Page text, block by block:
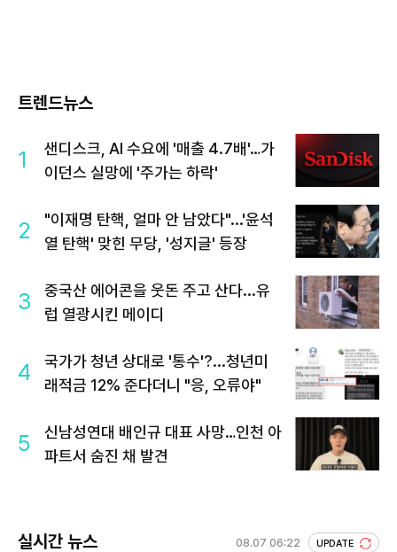
트렌드뉴스
1
샌디스크, AI 수요에 '매출 4.7배'…가
이던스 실망에 '주가는 하락'
2
"이재명 탄핵, 얼마 안 남았다"...'윤석
열 탄핵' 맞힌 무당, '성지글' 등장
3
중국산 에어콘을 웃돈 주고 산다...유
럽 열광시킨 메이디
4
국가가 청년 상대로 '통수'?...청년미
래적금 12% 준다더니 "응, 오류야"
5
신남성연대 배인규 대표 사망…인천 아
파트서 숨진 채 발견
실시간 뉴스 08.07 06:22 UPDATE